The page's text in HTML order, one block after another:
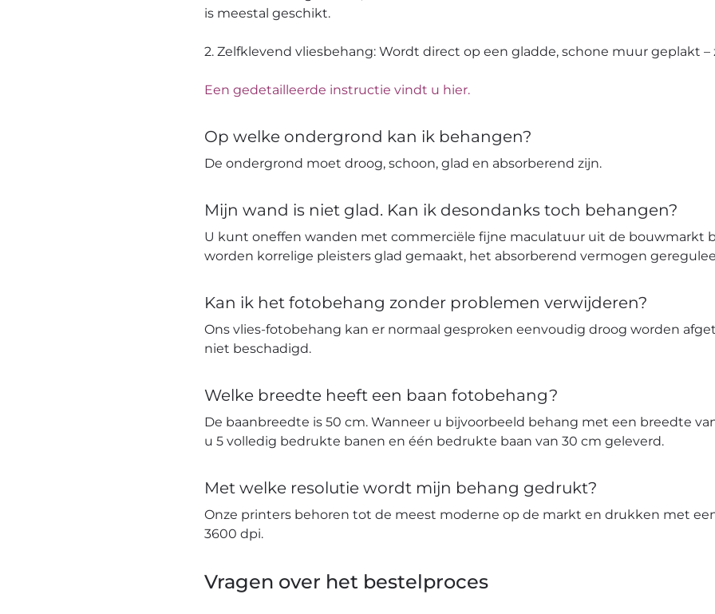
is meestal geschikt.
2. Zelfklevend vliesbehang: Wordt direct op een gladde, schone muur geplakt –
Een gedetailleerde instructie vindt u hier.
Op welke ondergrond kan ik behangen?
De ondergrond moet droog, schoon, glad en absorberend zijn.
Mijn wand is niet glad. Kan ik desondanks toch behangen?
U kunt oneffen wanden met commerciële fijne maculatuur uit de bouwmarkt
worden korrelige pleisters glad gemaakt, het absorberend vermogen
Kan ik het fotobehang zonder problemen verwijderen?
Ons vlies-fotobehang kan er normaal gesproken eenvoudig droog worden
niet beschadigd.
Welke breedte heeft een baan fotobehang?
De baanbreedte is 50 cm. Wanneer u bijvoorbeeld behang met een breedte
u 5 volledig bedrukte banen en één bedrukte baan van 30 cm geleverd.
Met welke resolutie wordt mijn behang gedrukt?
Onze printers behoren tot de meest moderne op de markt en drukken met
3600 dpi.
Vragen over het bestelproces